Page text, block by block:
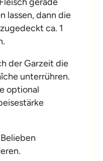
lassen, dann die
ca. 1
der Garzeit die
unterrühren.
optional